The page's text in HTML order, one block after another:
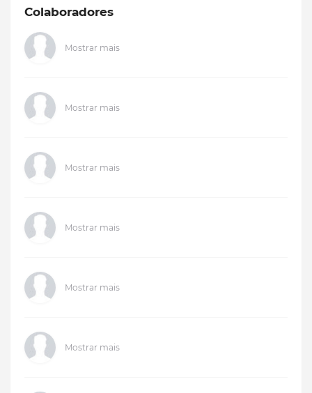
Colaboradores
Mostrar mais
Mostrar mais
Mostrar mais
Mostrar mais
Mostrar mais
Mostrar mais